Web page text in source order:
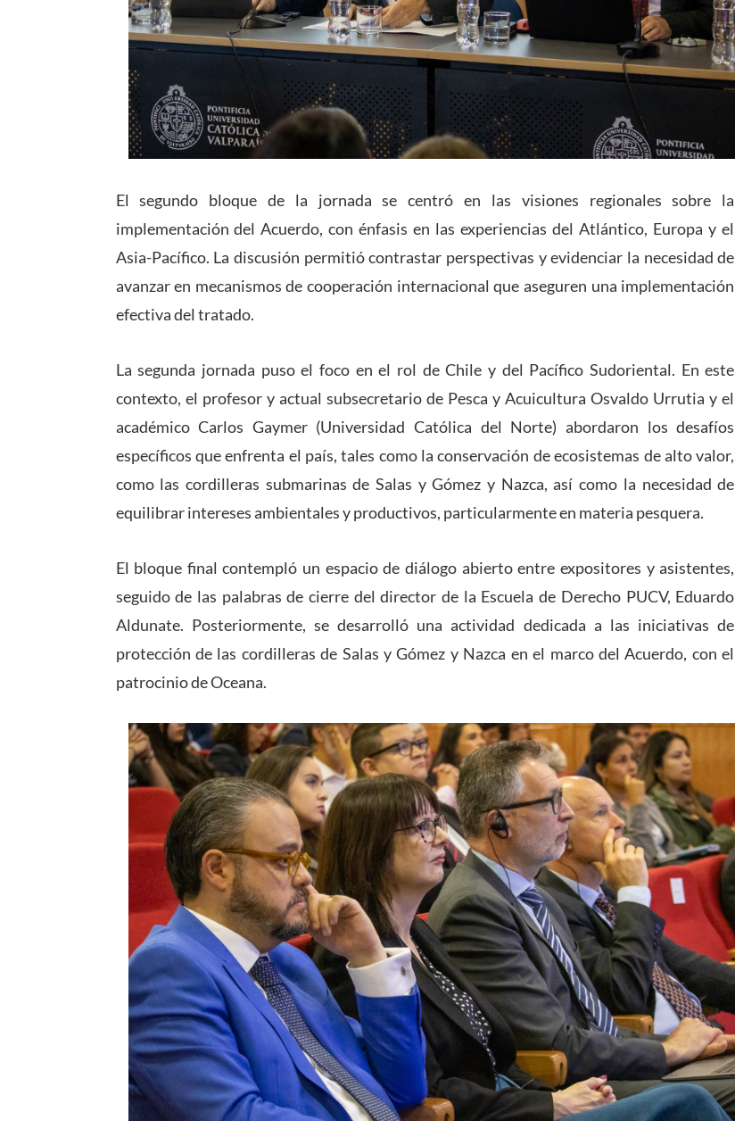
El segundo bloque de la jornada se centró en las visiones regionales sobre la
implementación del Acuerdo, con énfasis en las experiencias del Atlántico, Europa y el
Asia-Pacífico. La discusión permitió contrastar perspectivas y evidenciar la necesidad de
avanzar en mecanismos de cooperación internacional que aseguren una implementación
efectiva del tratado.
La segunda jornada puso el foco en el rol de Chile y del Pacífico Sudoriental. En este
contexto, el profesor y actual subsecretario de Pesca y Acuicultura Osvaldo Urrutia y el
académico Carlos Gaymer (Universidad Católica del Norte) abordaron los desafíos
específicos que enfrenta el país, tales como la conservación de ecosistemas de alto valor,
como las cordilleras submarinas de Salas y Gómez y Nazca, así como la necesidad de
equilibrar intereses ambientales y productivos, particularmente en materia pesquera.
El bloque final contempló un espacio de diálogo abierto entre expositores y asistentes,
seguido de las palabras de cierre del director de la Escuela de Derecho PUCV, Eduardo
Aldunate. Posteriormente, se desarrolló una actividad dedicada a las iniciativas de
protección de las cordilleras de Salas y Gómez y Nazca en el marco del Acuerdo, con el
patrocinio deOceana.